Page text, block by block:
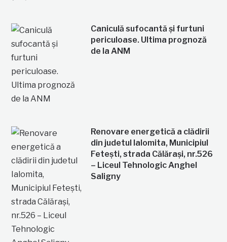
Caniculă sufocantă și furtuni
periculoase. Ultima prognoză
de la ANM
Renovare energetică a clădirii
din judetul Ialomita, Municipiul
Fetești, strada Călărași, nr.526
– Liceul Tehnologic Anghel
Saligny